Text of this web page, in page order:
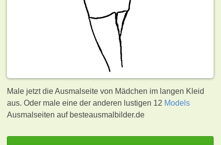
Male jetzt die Ausmalseite von Mädchen im langen Kleid
aus. Oder male eine der anderen lustigen 12 Models
Ausmalseiten auf besteausmalbilder.de